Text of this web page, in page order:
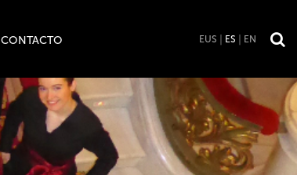
CONTACTO EUS ES EN